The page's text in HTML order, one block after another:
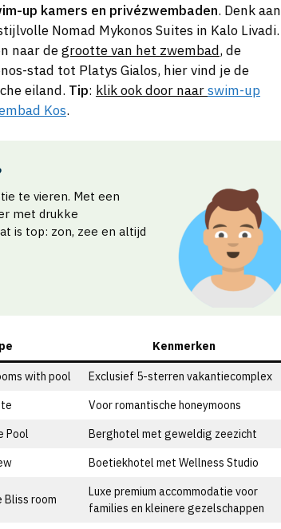
up kamers en privézwembaden. Denk aan
Nomad Mykonos Suites in Kalo Livadi.
naar degrootte van het zwembad, de
stad tot Platys Gialos, hier vind je de
eiland. Tip: klik ook door naarswim-up
Kos.
te vieren. Met een
met drukke
is top: zon, zee en altijd
Kenmerken
with pool
Exclusief 5-sterren vakantiecomplex
Voor romantische honeymoons
Pool
Berghotel met geweldig zeezicht
Boetiekhotel met Wellness Studio
Bliss room
Luxe premium accommodatie voor
families en kleinere gezelschappen